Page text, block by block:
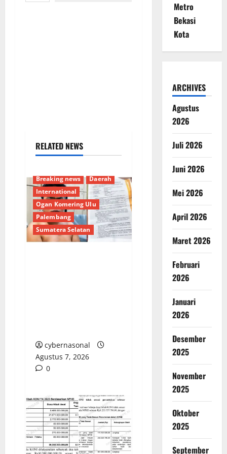
RELATED NEWS
Breaking news
Daerah
International
Ogan Komering Ulu
Palembang
Sumatera Selatan
cybernasonal
Agustus 7, 2026
0
Metro
Bekasi
Kota
ARCHIVES
Agustus
2026
Juli 2026
Juni 2026
Mei 2026
April 2026
Maret 2026
Februari
2026
Januari
2026
Desember
2025
November
2025
Oktober
2025
September